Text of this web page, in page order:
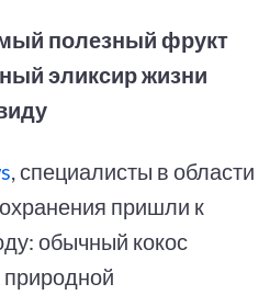
полезный фрукт
эликсир жизни
, специалисты в области
пришли к
обычный кокос